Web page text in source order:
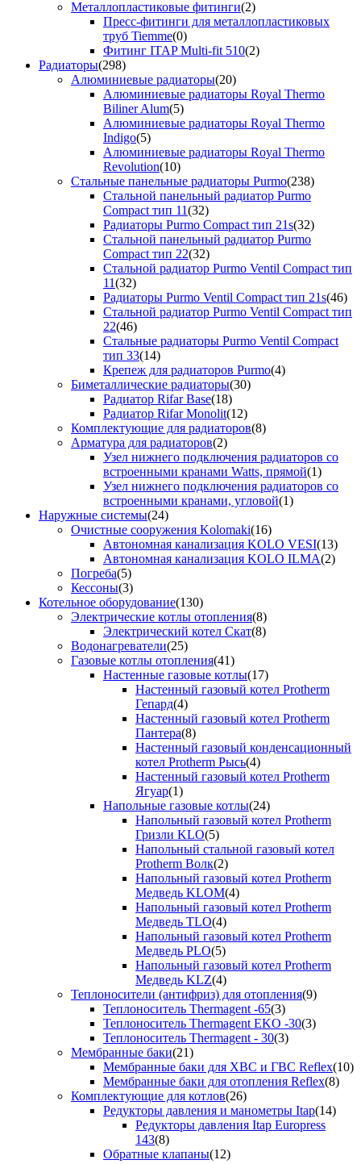
Металлопластиковые фитинги(2)
Пресс-фитинги для металлопластиковых
труб Tiemme(0)
Фитинг ITAP Multi-fit 510(2)
Радиаторы(298)
Алюминиевые радиаторы(20)
Алюминиевые радиаторы Royal Thermo
Biliner Alum(5)
Алюминиевые радиаторы Royal Thermo
Indigo(5)
Алюминиевые радиаторы Royal Thermo
Revolution(10)
Стальные панельные радиаторы Purmo(238)
Стальной панельный радиатор Purmo
Compact тип 11(32)
Радиаторы Purmo Compact тип 21s(32)
Стальной панельный радиатор Purmo
Compact тип 22(32)
Стальной радиатор Purmo Ventil Compact тип
11(32)
Радиаторы Purmo Ventil Compact тип 21s(46)
Стальной радиатор Purmo Ventil Compact тип
22(46)
Стальные радиаторы Purmo Ventil Compact
тип 33(14)
Крепеж для радиаторов Purmo(4)
Биметаллические радиаторы(30)
Радиатор Rifar Base(18)
Радиатор Rifar Monolit(12)
Комплектующие для радиаторов(8)
Арматура для радиаторов(2)
Узел нижнего подключения радиаторов со
встроенными кранами Watts, прямой(1)
Узел нижнего подключения радиаторов со
встроенными кранами, угловой(1)
Наружные системы(24)
Очистные сооружения Kolomaki(16)
Автономная канализация KOLO VESI(13)
Автономная канализация KOLO ILMA(2)
Погреба(5)
Кессоны(3)
Котельное оборудование(130)
Электрические котлы отопления(8)
Электрический котел Скат(8)
Водонагреватели(25)
Газовые котлы отопления(41)
Настенные газовые котлы(17)
Настенный газовый котел Protherm
Гепард(4)
Настенный газовый котел Protherm
Пантера(8)
Настенный газовый конденсационный
котел Protherm Рысь(4)
Настенный газовый котел Protherm
Ягуар(1)
Напольные газовые котлы(24)
Напольный газовый котел Protherm
Гризли KLO(5)
Напольный стальной газовый котел
Protherm Волк(2)
Напольный газовый котел Protherm
Медведь KLOM(4)
Напольный газовый котел Protherm
Медведь TLO(4)
Напольный газовый котел Protherm
Медведь PLO(5)
Напольный газовый котел Protherm
Медведь KLZ(4)
Теплоносители (антифриз) для отопления(9)
Теплоноситель Thermagent -65(3)
Теплоноситель Thermagent EKO -30(3)
Теплоноситель Thermagent - 30(3)
Мембранные баки(21)
Мембранные баки для ХВС и ГВС Reflex(10)
Мембранные баки для отопления Reflex(8)
Комплектующие для котлов(26)
Редукторы давления и манометры Itap(14)
Редукторы давления Itap Europress
143(8)
Обратные клапаны(12)